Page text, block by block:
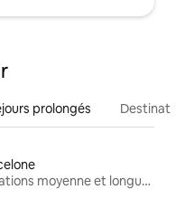
prolongés
Locations moyenne et longue durée